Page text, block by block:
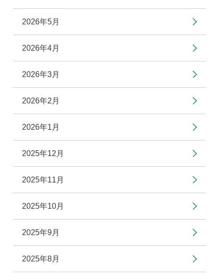
2026年5月
2026年4月
2026年3月
2026年2月
2026年1月
2025年12月
2025年11月
2025年10月
2025年9月
2025年8月